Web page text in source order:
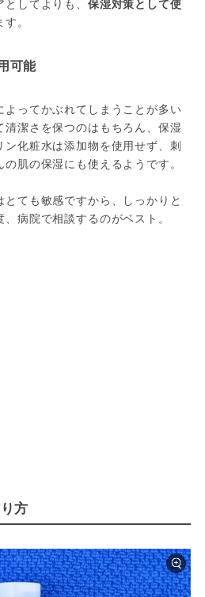
してよりも、 保湿対策として使
。
可能
ってかぶれてしまうことが多い
清潔さを保つのはもちろん、保湿
ン化粧水は添加物を使用せず、刺
肌の保湿にも使えるようです。
ても敏感ですから、しっかりと
病院で相談するのがベスト。
方